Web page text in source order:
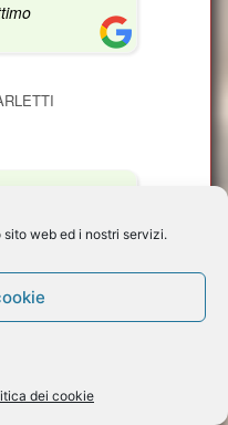
web ed i nostri servizi.
dei cookie